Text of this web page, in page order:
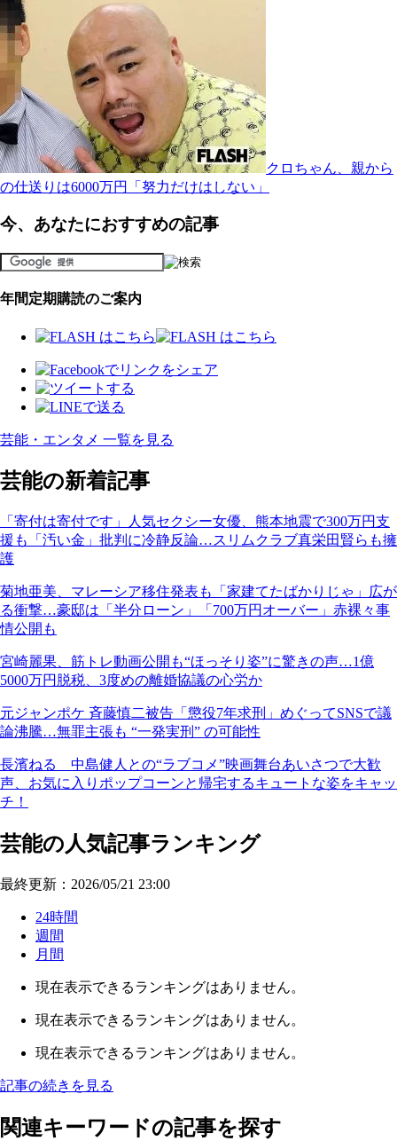
クロちゃん、親から
の仕送りは6000万円「努力だけはしない」
今、あなたにおすすめの記事
年間定期購読のご案内
芸能・エンタメ 一覧を見る
芸能の新着記事
「寄付は寄付です」人気セクシー女優、熊本地震で300万円支
援も「汚い金」批判に冷静反論…スリムクラブ真栄田賢らも擁
護
菊地亜美、マレーシア移住発表も「家建てたばかりじゃ」広が
る衝撃…豪邸は「半分ローン」「700万円オーバー」赤裸々事
情公開も
宮崎麗果、筋トレ動画公開も“ほっそり姿”に驚きの声…1億
5000万円脱税、3度めの離婚協議の心労か
元ジャンポケ 斉藤慎二被告「懲役7年求刑」めぐってSNSで議
論沸騰…無罪主張も “一発実刑” の可能性
長濱ねる 中島健人との“ラブコメ”映画舞台あいさつで大歓
声、お気に入りポップコーンと帰宅するキュートな姿をキャッ
チ！
芸能の人気記事ランキング
最終更新：2026/05/21 23:00
24時間
週間
月間
現在表示できるランキングはありません。
現在表示できるランキングはありません。
現在表示できるランキングはありません。
記事の続きを見る
関連キーワードの記事を探す